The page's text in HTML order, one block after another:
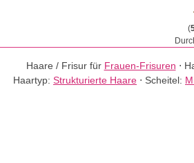
(
Haare / Frisur für Frauen-Frisuren ⋅
Haartyp:Strukturierte Haare ⋅ Scheitel: